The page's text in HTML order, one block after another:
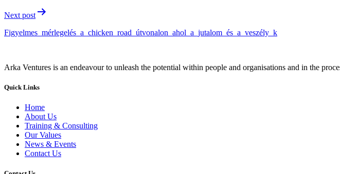
Next post
Figyelmes_mérlegelés_a_chicken_road_útvonalon_ahol_a_jutalom_és_a_veszély_k
Arka Ventures is an endeavour to unleash the potential within people and organisations and in the
Quick Links
Home
About Us
Training & Consulting
Our Values
News & Events
Contact Us